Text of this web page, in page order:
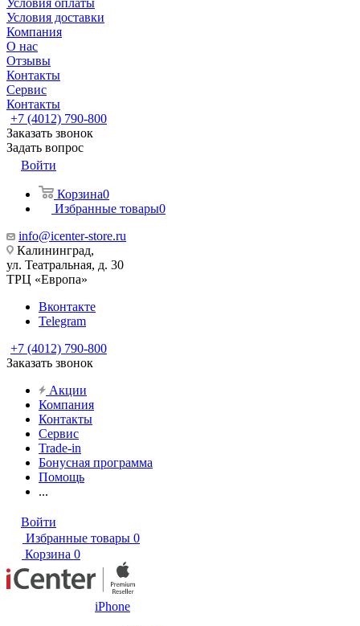
Условия оплаты
Условия доставки
Компания
О нас
Отзывы
Контакты
Сервис
Контакты
+7 (4012) 790-800
Заказать звонок
Задать вопрос
Войти
Корзина0
Избранные товары0
info@icenter-store.ru
Калининград,
ул. Театральная, д. 30
ТРЦ «Европа»
Вконтакте
Telegram
+7 (4012) 790-800
Заказать звонок
Акции
Компания
Контакты
Сервис
Trade-in
Бонусная программа
Помощь
...
Войти
Избранные товары 0
Корзина 0
iPhone